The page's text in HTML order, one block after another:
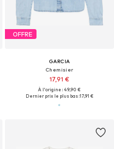
OFFRE
GARCIA
Chemisier
17,91 €
À l'origine : 49,90 €
Dernier prix le plus bas :17,91 €